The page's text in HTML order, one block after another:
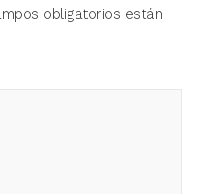
obligatorios están